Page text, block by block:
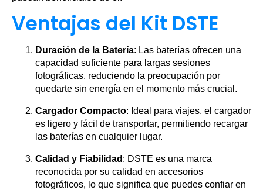
Ventajas del Kit DSTE
Duración de la Batería: Las baterías ofrecen una
capacidad suficiente para largas sesiones
fotográficas, reduciendo la preocupación por
quedarte sin energía en el momento más crucial.
Cargador Compacto: Ideal para viajes, el cargador
es ligero y fácil de transportar, permitiendo recargar
las baterías en cualquier lugar.
Calidad y Fiabilidad : DSTE es una marca
reconocida por su calidad en accesorios
fotográficos, lo que significa que puedes confiar en